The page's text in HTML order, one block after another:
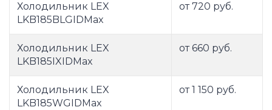
Холодильник LEX
LKB185BLGIDMax
от 720 руб.
Холодильник LEX
LKB185IXIDMax
от 660 руб.
Холодильник LEX
LKB185WGIDMax
от 1 150 руб.